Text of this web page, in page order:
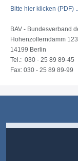
Bitte hier klicken (PDF)
BAV - Bundesverband
Hohenzollerndamm 123
14199 Berlin
Tel.: 030 - 25 89 89-45
Fax: 030 - 25 89 89-99